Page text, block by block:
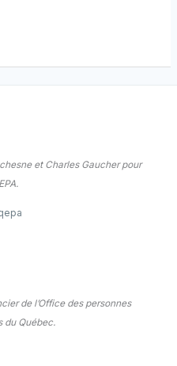
et Charles Gaucher pour
de l’Office des personnes
du Québec.